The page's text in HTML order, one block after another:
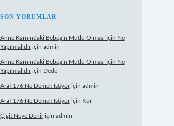
SON YORUMLAR
Anne Karnındaki Bebeğin Mutlu Olması Için Ne
Yapılmalıdıriçin admin
Anne Karnındaki Bebeğin Mutlu Olması Için Ne
Yapılmalıdıriçin Dede
Araf 176 Ne Demek Istiyoriçin admin
Araf 176 Ne Demek Istiyoriçin Kör
Çiğit Neye Deniriçin admin